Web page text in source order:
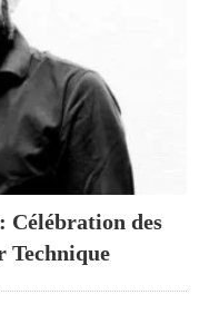
Célébration des
Technique